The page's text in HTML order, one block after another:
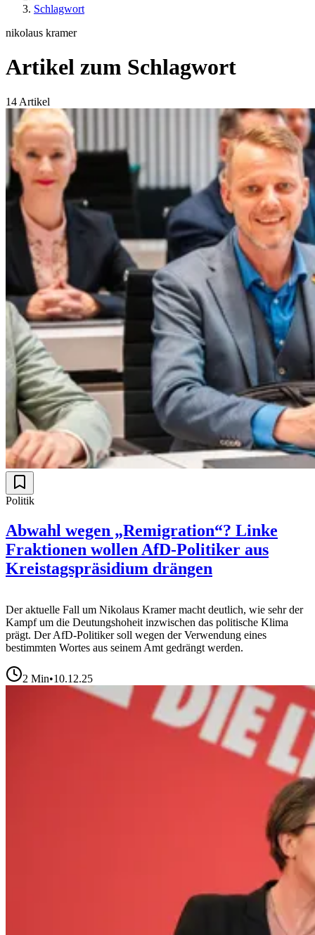
Schlagwort
nikolaus kramer
Artikel zum Schlagwort
14 Artikel
Politik
Abwahl wegen „Remigration“? Linke
Fraktionen wollen AfD-Politiker aus
Kreistagspräsidium drängen
Der aktuelle Fall um Nikolaus Kramer macht deutlich, wie sehr der
Kampf um die Deutungshoheit inzwischen das politische Klima
prägt. Der AfD-Politiker soll wegen der Verwendung eines
bestimmten Wortes aus seinem Amt gedrängt werden.
2 Min•10.12.25